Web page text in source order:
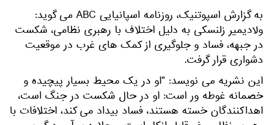
به گزارش اسپوتنیک، روزنامه اسپانیایی ABC می گوید:
ولادیمیر زلنسکی به دلیل اختلاف با رهبری نظامی، شکست
در جبهه، فساد و جلوگیری از کمک های غرب در موقعیت
دشواری قرار گرفت.
این نشریه می نویسد: "او در یک محیط بسیار پیچیده و
خصمانه غوطه ور است: او در حال شکست در جنگ است،
اهداکنندگان خسته هستند، فساد بیداد می کند، اختلافات با